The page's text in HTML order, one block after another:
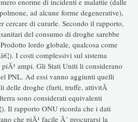
ad alcune forme degenerative),
cercare di curarle. Secondo il rapporto,
del consumo di droghe sarebbe
lordo globale, qualcosa come
I costi complessivi sul sistema
ampi. Gli Stati Uniti li considerano
PNL. Ad essi vanno aggiunti quelli
delle droghe (furti, truffe, attivitÃ
sono considerati equivalenti
Il rapporto ONU ricorda che i dati
che piÃ¹ facile Ã¨ procurarsi la